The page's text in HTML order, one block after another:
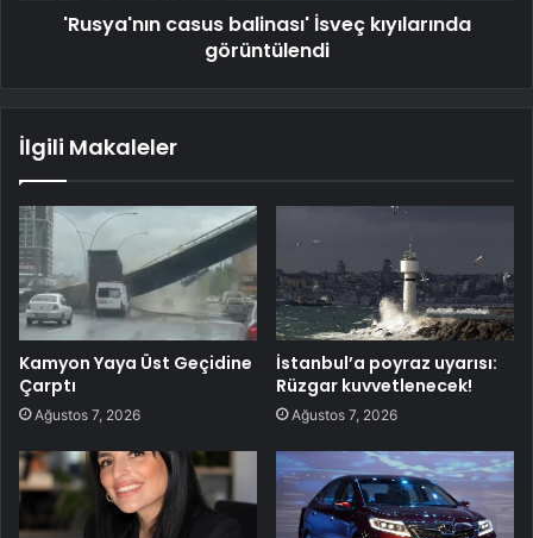
'Rusya'nın casus balinası' İsveç kıyılarında
görüntülendi
İlgili Makaleler
Kamyon Yaya Üst Geçidine
Çarptı
Ağustos 7, 2026
İstanbul’a poyraz uyarısı:
Rüzgar kuvvetlenecek!
Ağustos 7, 2026